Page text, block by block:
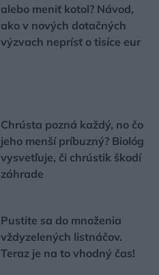
alebo meniť kotol? Návod,
ako v nových dotačných
výzvach neprísť o tisíce eur
Chrústa pozná každý, no čo
jeho menší príbuzný? Biológ
vysvetľuje, či chrústik škodí
záhrade
Pustite sa do množenia
vždyzelených listnáčov.
Teraz je na to vhodný čas!